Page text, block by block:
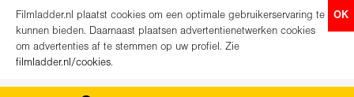
OK
Filmladder.nl plaatst cookies om een optimale gebruikerservaring te
kunnen bieden. Daarnaast plaatsen advertentienetwerken cookies
om advertenties af te stemmen op uw profiel. Zie
filmladder.nl/cookies.